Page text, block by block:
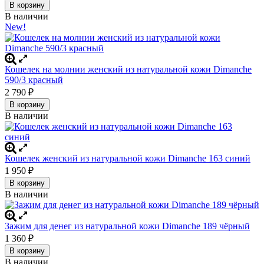
В корзину
В наличии
New!
Кошелек на молнии женский из натуральной кожи Dimanche
590/3 красный
2 790 ₽
В корзину
В наличии
Кошелек женский из натуральной кожи Dimanche 163 синий
1 950 ₽
В корзину
В наличии
Зажим для денег из натуральной кожи Dimanche 189 чёрный
1 360 ₽
В корзину
В наличии